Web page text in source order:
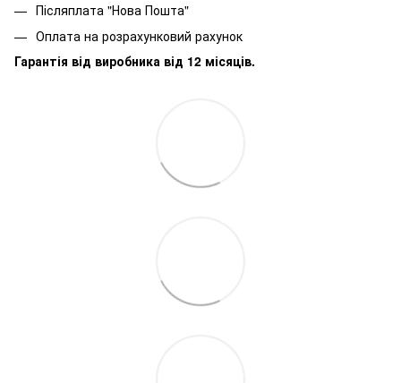
Післяплата "Нова Пошта"
Оплата на розрахунковий рахунок
Гарантія від виробника від 12 місяців.